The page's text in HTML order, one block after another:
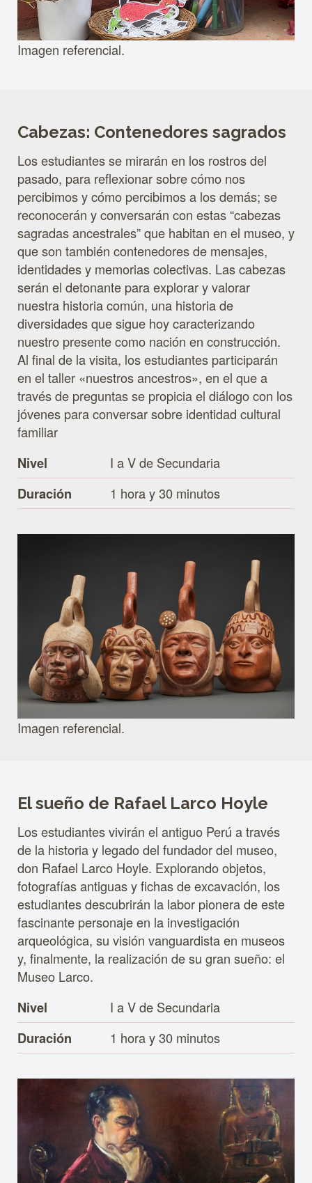
Imagen referencial.
Cabezas: Contenedores sagrados
Los estudiantes se mirarán en los rostros del
pasado, para reflexionar sobre cómo nos
percibimos y cómo percibimos a los demás; se
reconocerán y conversarán con estas “cabezas
sagradas ancestrales” que habitan en el museo, y
que son también contenedores de mensajes,
identidades y memorias colectivas. Las cabezas
serán el detonante para explorar y valorar
nuestra historia común, una historia de
diversidades que sigue hoy caracterizando
nuestro presente como nación en construcción.
Al final de la visita, los estudiantes participarán
en el taller «nuestros ancestros», en el que a
través de preguntas se propicia el diálogo con los
jóvenes para conversar sobre identidad cultural
familiar
Nivel
I a V de Secundaria
Duración
1 hora y 30 minutos
Imagen referencial.
El sueño de Rafael Larco Hoyle
Los estudiantes vivirán el antiguo Perú a través
de la historia y legado del fundador del museo,
don Rafael Larco Hoyle. Explorando objetos,
fotografías antiguas y fichas de excavación, los
estudiantes descubrirán la labor pionera de este
fascinante personaje en la investigación
arqueológica, su visión vanguardista en museos
y, finalmente, la realización de su gran sueño: el
Museo Larco.
Nivel
I a V de Secundaria
Duración
1 hora y 30 minutos